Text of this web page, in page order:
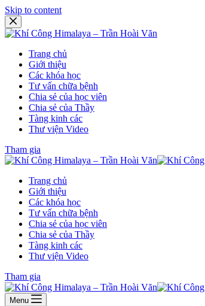
Skip to content
Trang chủ
Giới thiệu
Các khóa học
Tư vấn chữa bệnh
Chia sẻ của học viên
Chia sẻ của Thầy
Tàng kinh các
Thư viện Video
Tham gia
Trang chủ
Giới thiệu
Các khóa học
Tư vấn chữa bệnh
Chia sẻ của học viên
Chia sẻ của Thầy
Tàng kinh các
Thư viện Video
Tham gia
Menu